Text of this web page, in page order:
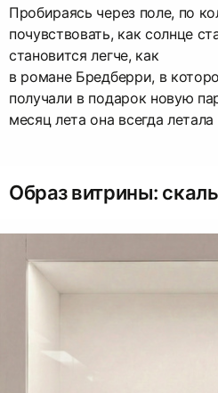
Пробираясь через поле, по
почувствовать, как солнце
становится легче, как
в романе Бредберри, в
получали в подарок новую
месяц лета она всегда
Образ витрины: